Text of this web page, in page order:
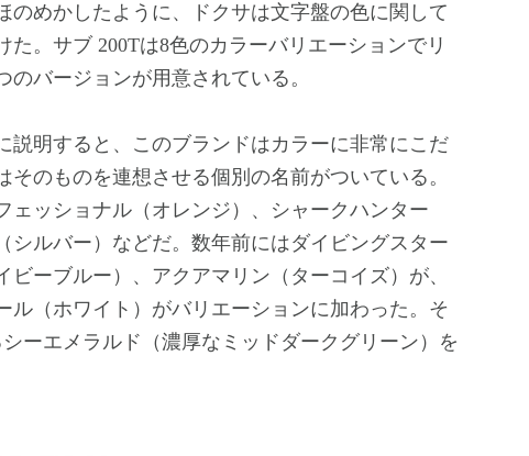
のめかしたように、ドクサは文字盤の色に関して
た。サブ 200Tは8色のカラーバリエーションでリ
バージョンが用意されている。
明すると、このブランドはカラーに非常にこだ
のものを連想させる個別の名前がついている。
ェッショナル（オレンジ）、シャークハンター
シルバー）などだ。数年前にはダイビングスター
ビーブルー）、アクアマリン（ターコイズ）が、
ル（ホワイト）がバリエーションに加わった。そ
ーエメラルド（濃厚なミッドダークグリーン）を